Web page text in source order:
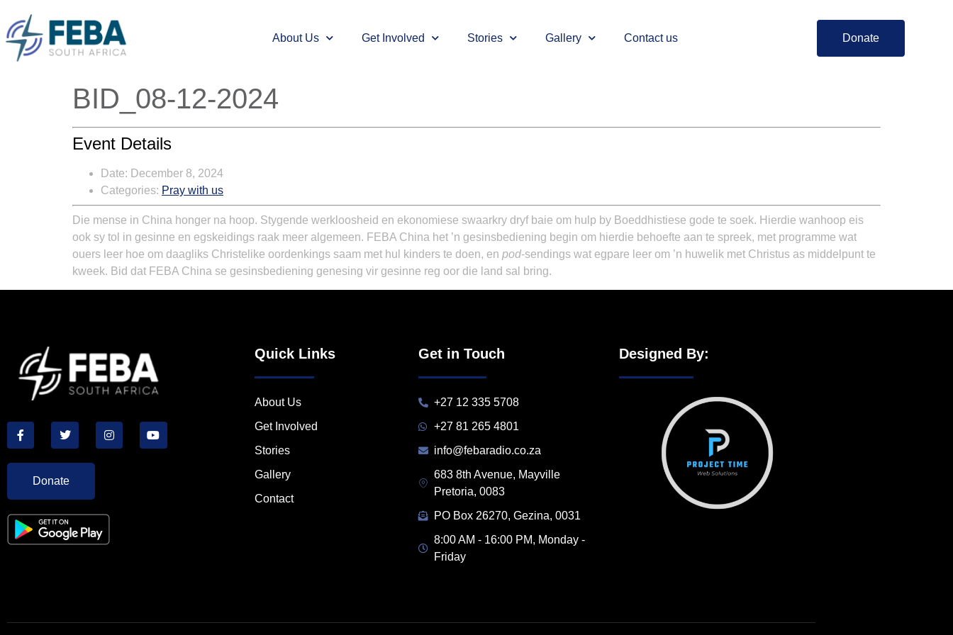
About Us Get Involved Stories Gallery Contact us Donate
BID_08-12-2024
Event Details
Date: December 8, 2024
Categories: Pray with us
Die mense in China honger na hoop. Stygende werkloosheid en ekonomiese swaarkry dryf baie om hulp by Boeddhistiese gode te soek. Hierdie wanhoop eis
ook sy tol in gesinne en egskeidings raak meer algemeen. FEBA China het ’n gesinsbediening begin om hierdie behoefte aan te spreek, met programme wat
ouers leer hoe om daagliks Christelike oordenkings saam met hul kinders te doen, en pod-sendings wat egpare leer om ’n huwelik met Christus as middelpunt te
kweek. Bid dat FEBA China se gesinsbediening genesing vir gesinne reg oor die land sal bring.
Donate
Quick Links
About Us
Get Involved
Stories
Gallery
Contact
Get in Touch
+27 12 335 5708
+27 81 265 4801
info@febaradio.co.za
683 8th Avenue, Mayville
Pretoria, 0083
PO Box 26270, Gezina, 0031
8:00 AM - 16:00 PM, Monday -
Friday
Designed By: